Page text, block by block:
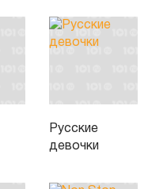
Русские
девочки